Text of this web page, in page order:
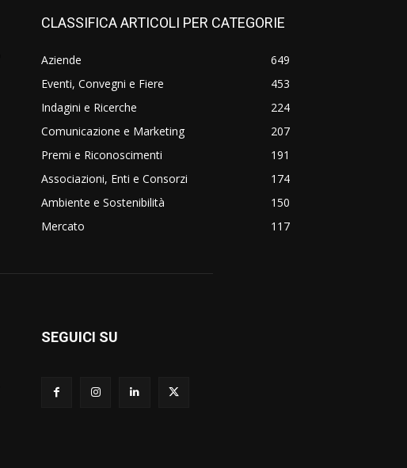
CLASSIFICA ARTICOLI PER CATEGORIE
Aziende
649
Eventi, Convegni e Fiere
453
Indagini e Ricerche
224
Comunicazione e Marketing
207
Premi e Riconoscimenti
191
Associazioni, Enti e Consorzi
174
Ambiente e Sostenibilità
150
Mercato
117
SEGUICI SU